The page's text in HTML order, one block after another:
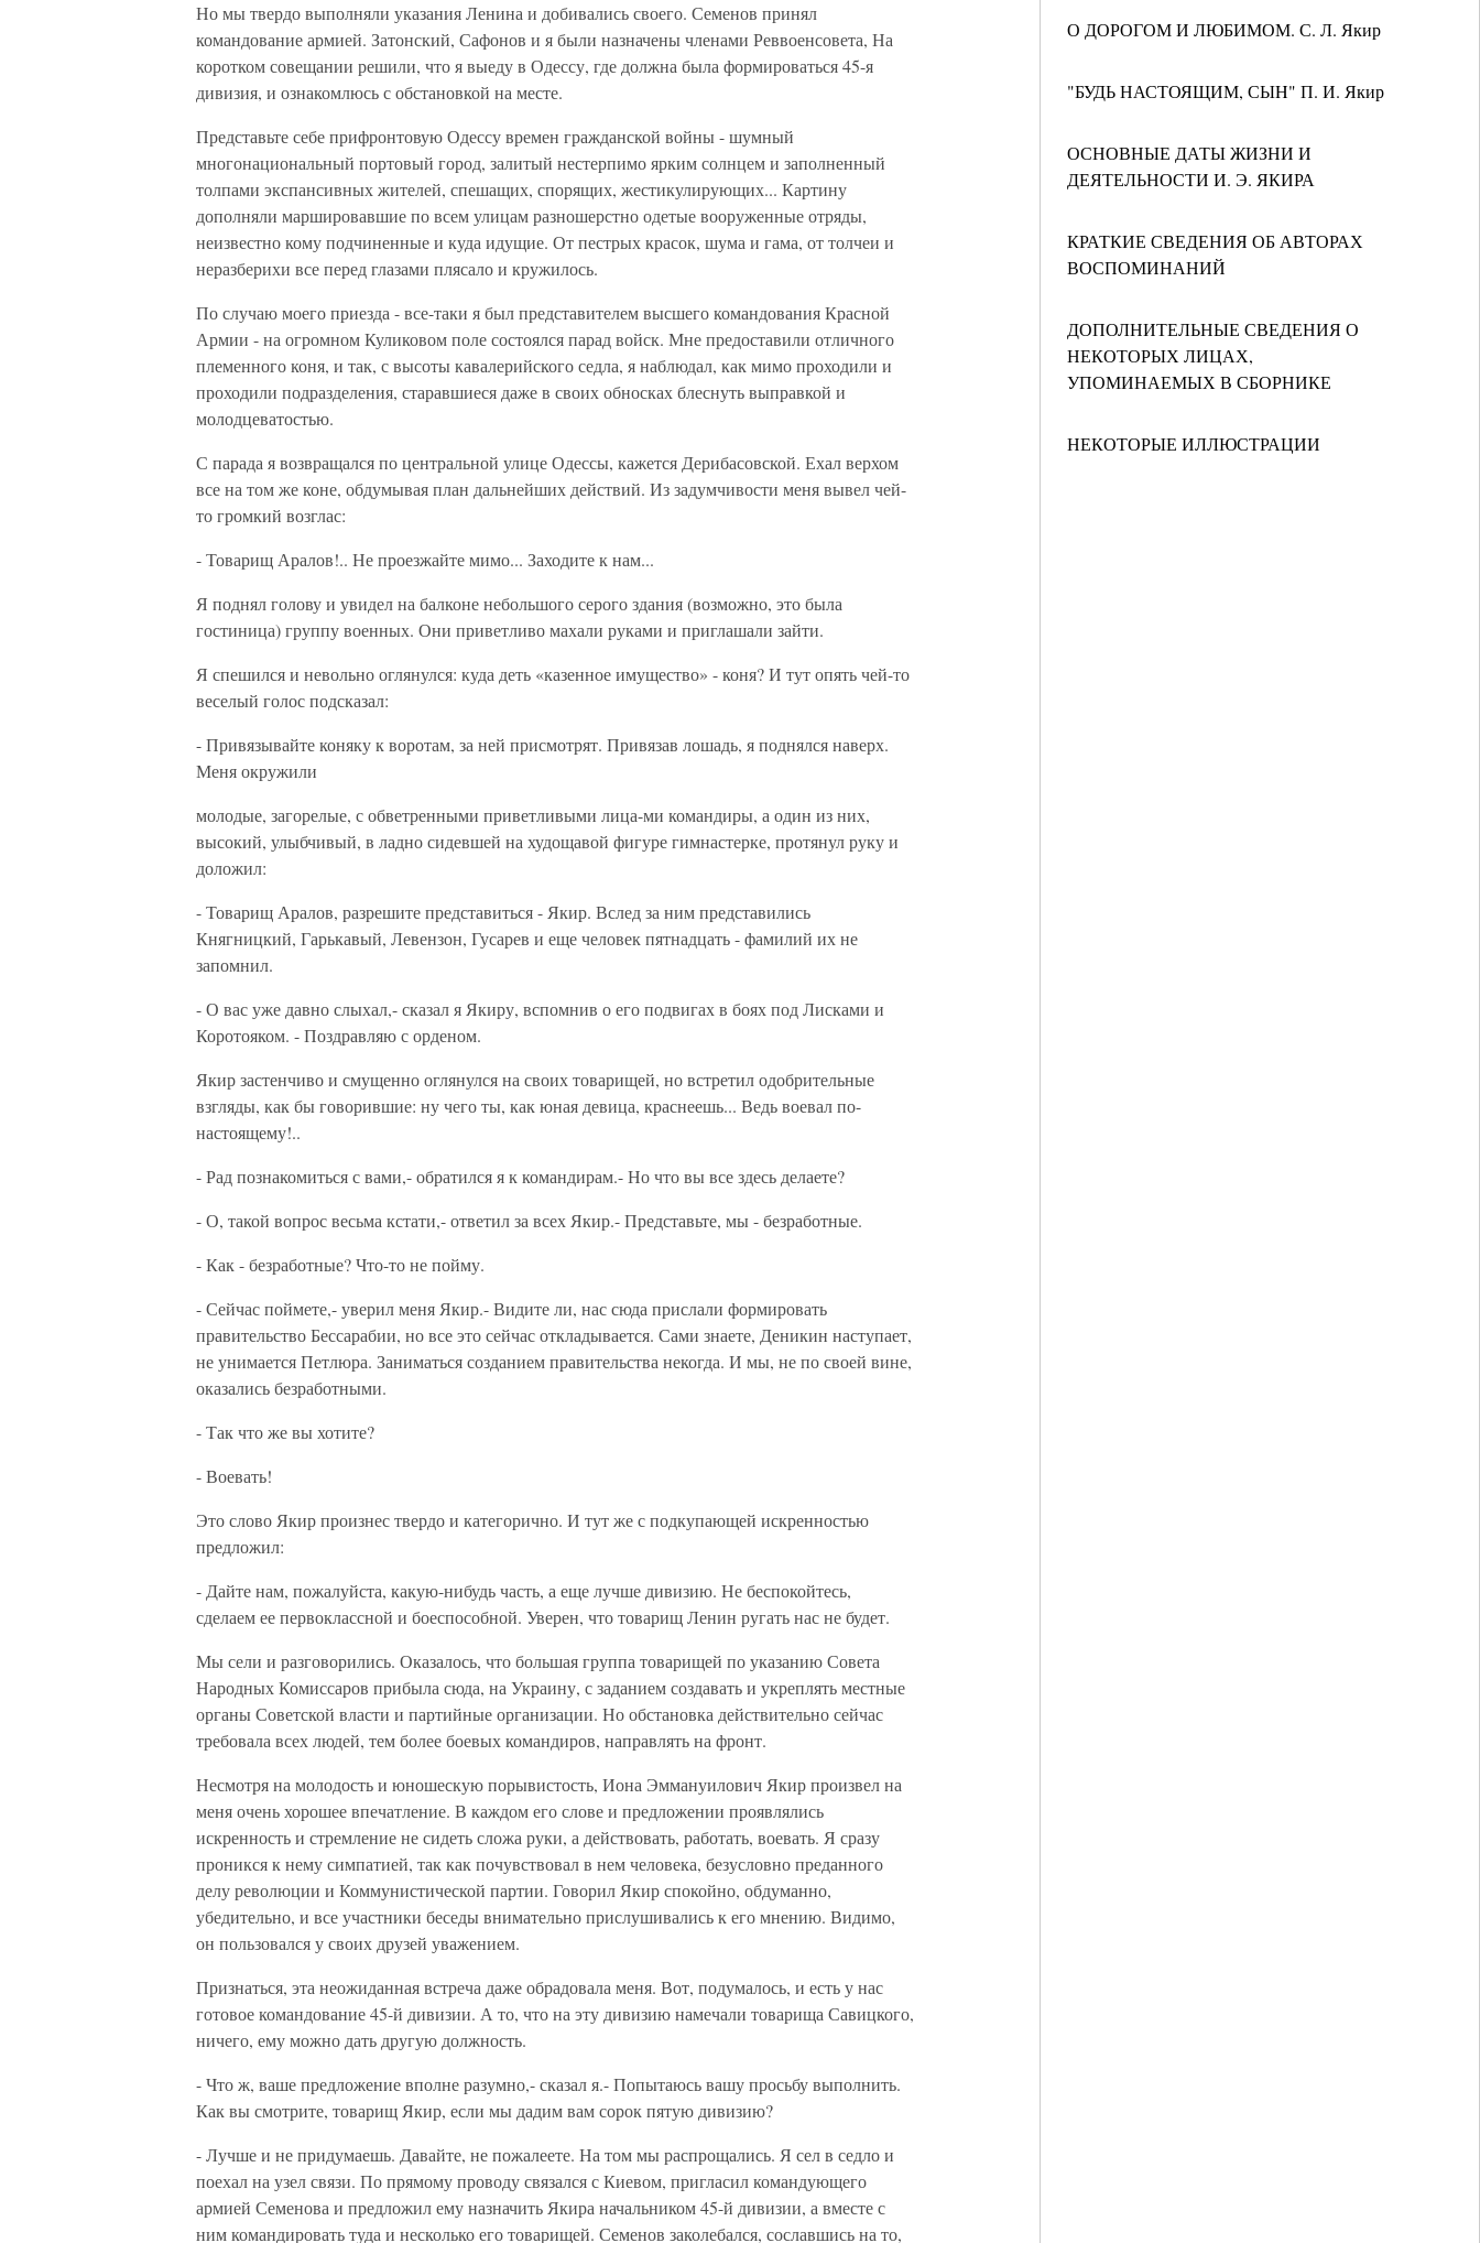
О ДОРОГОМ И ЛЮБИМОМ. С. Л. Якир
"БУДЬ НАСТОЯЩИМ, СЫH" П. И. Якир
ОСНОВНЫЕ ДАТЫ ЖИЗНИ И
ДЕЯТЕЛЬНОСТИ И. Э. ЯКИРА
КРАТКИЕ СВЕДЕНИЯ ОБ АВТОРАХ
ВОСПОМИНАНИЙ
ДОПОЛНИТЕЛЬНЫЕ СВЕДЕНИЯ О
НЕКОТОРЫХ ЛИЦАХ,
УПОМИНАЕМЫХ В СБОРНИКЕ
НЕКОТОРЫЕ ИЛЛЮСТРАЦИИ
Но мы твердо выполняли указания Ленина и добивались своего. Семенов принял
командование армией. Затонский, Сафонов и я были назначены членами Реввоенсовета, На
коротком совещании решили, что я выеду в Одессу, где должна была формироваться 45-я
дивизия, и ознакомлюсь с обстановкой на месте.
Представьте себе прифронтовую Одессу времен гражданской войны - шумный
многонациональный портовый город, залитый нестерпимо ярким солнцем и заполненный
толпами экспансивных жителей, спешащих, спорящих, жестикулирующих... Картину
дополняли маршировавшие по всем улицам разношерстно одетые вооруженные отряды,
неизвестно кому подчиненные и куда идущие. От пестрых красок, шума и гама, от толчеи и
неразберихи все перед глазами плясало и кружилось.
По случаю моего приезда - все-таки я был представителем высшего командования Красной
Армии - на огромном Куликовом поле состоялся парад войск. Мне предоставили отличного
племенного коня, и так, с высоты кавалерийского седла, я наблюдал, как мимо проходили и
проходили подразделения, старавшиеся даже в своих обносках блеснуть выправкой и
молодцеватостью.
С парада я возвращался по центральной улице Одессы, кажется Дерибасовской. Ехал верхом
все на том же коне, обдумывая план дальнейших действий. Из задумчивости меня вывел чей-
то громкий возглас:
- Товарищ Аралов!.. Не проезжайте мимо... Заходите к нам...
Я поднял голову и увидел на балконе небольшого серого здания (возможно, это была
гостиница) группу военных. Они приветливо махали руками и приглашали зайти.
Я спешился и невольно оглянулся: куда деть «казенное имущество» - коня? И тут опять чей-то
веселый голос подсказал:
- Привязывайте коняку к воротам, за ней присмотрят. Привязав лошадь, я поднялся наверх.
Меня окружили
молодые, загорелые, с обветренными приветливыми лица-ми командиры, а один из них,
высокий, улыбчивый, в ладно сидевшей на худощавой фигуре гимнастерке, протянул руку и
доложил:
- Товарищ Аралов, разрешите представиться - Якир. Вслед за ним представились
Княгницкий, Гарькавый, Левензон, Гусарев и еще человек пятнадцать - фамилий их не
запомнил.
- О вас уже давно слыхал,- сказал я Якиру, вспомнив о его подвигах в боях под Лисками и
Коротояком. - Поздравляю с орденом.
Якир застенчиво и смущенно оглянулся на своих товарищей, но встретил одобрительные
взгляды, как бы говорившие: ну чего ты, как юная девица, краснеешь... Ведь воевал по-
настоящему!..
- Рад познакомиться с вами,- обратился я к командирам.- Но что вы все здесь делаете?
- О, такой вопрос весьма кстати,- ответил за всех Якир.- Представьте, мы - безработные.
- Как - безработные? Что-то не пойму.
- Сейчас поймете,- уверил меня Якир.- Видите ли, нас сюда прислали формировать
правительство Бессарабии, но все это сейчас откладывается. Сами знаете, Деникин наступает,
не унимается Петлюра. Заниматься созданием правительства некогда. И мы, не по своей вине,
оказались безработными.
- Так что же вы хотите?
- Воевать!
Это слово Якир произнес твердо и категорично. И тут же с подкупающей искренностью
предложил:
- Дайте нам, пожалуйста, какую-нибудь часть, а еще лучше дивизию. Не беспокойтесь,
сделаем ее первоклассной и боеспособной. Уверен, что товарищ Ленин ругать нас не будет.
Мы сели и разговорились. Оказалось, что большая группа товарищей по указанию Совета
Народных Комиссаров прибыла сюда, на Украину, с заданием создавать и укреплять местные
органы Советской власти и партийные организации. Но обстановка действительно сейчас
требовала всех людей, тем более боевых командиров, направлять на фронт.
Несмотря на молодость и юношескую порывистость, Иона Эммануилович Якир произвел на
меня очень хорошее впечатление. В каждом его слове и предложении проявлялись
искренность и стремление не сидеть сложа руки, а действовать, работать, воевать. Я сразу
проникся к нему симпатией, так как почувствовал в нем человека, безусловно преданного
делу революции и Коммунистической партии. Говорил Якир спокойно, обдуманно,
убедительно, и все участники беседы внимательно прислушивались к его мнению. Видимо,
он пользовался у своих друзей уважением.
Признаться, эта неожиданная встреча даже обрадовала меня. Вот, подумалось, и есть у нас
готовое командование 45-й дивизии. А то, что на эту дивизию намечали товарища Савицкого,
ничего, ему можно дать другую должность.
- Что ж, ваше предложение вполне разумно,- сказал я.- Попытаюсь вашу просьбу выполнить.
Как вы смотрите, товарищ Якир, если мы дадим вам сорок пятую дивизию?
- Лучше и не придумаешь. Давайте, не пожалеете. На том мы распрощались. Я сел в седло и
поехал на узел связи. По прямому проводу связался с Киевом, пригласил командующего
армией Семенова и предложил ему назначить Якира начальником 45-й дивизии, а вместе с
ним командировать туда и несколько его товарищей. Семенов заколебался, сославшись на то,